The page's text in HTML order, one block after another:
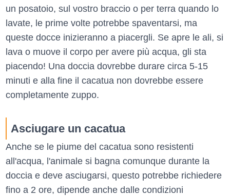
un posatoio, sul vostro braccio o per terra quando lo
lavate, le prime volte potrebbe spaventarsi, ma
queste docce inizieranno a piacergli. Se apre le ali, si
lava o muove il corpo per avere più acqua, gli sta
piacendo! Una doccia dovrebbe durare circa 5-15
minuti e alla fine il cacatua non dovrebbe essere
completamente zuppo.
Asciugare un cacatua
Anche se le piume del cacatua sono resistenti
all'acqua, l'animale si bagna comunque durante la
doccia e deve asciugarsi, questo potrebbe richiedere
fino a 2 ore, dipende anche dalle condizioni